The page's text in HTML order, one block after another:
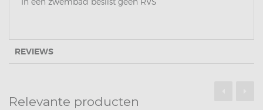
REVIEWS
Relevante producten